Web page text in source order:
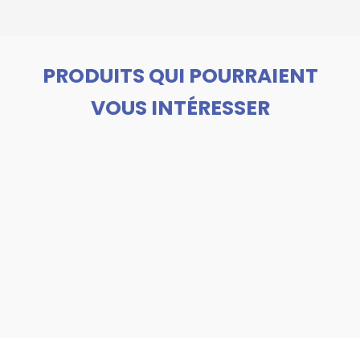
PRODUITS QUI POURRAIENT
VOUS INTÉRESSER